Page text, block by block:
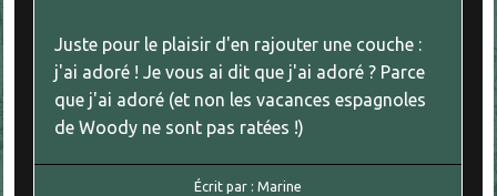
Juste pour le plaisir d'en rajouter une couche :
j'ai adoré ! Je vous ai dit que j'ai adoré ? Parce
que j'ai adoré (et non les vacances espagnoles
de Woody ne sont pas ratées !)
Écrit par :Marine